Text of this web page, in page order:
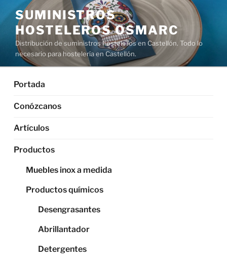
Saltar
al
contenido
SUMINISTROS
HOSTELEROS OSMARC
Distribución de suministros hosteleros en Castellón. Todo lo
necesario para hostelería en Castellón.
Portada
Conózcanos
Artículos
Productos
Muebles inox a medida
Productos químicos
Desengrasantes
Abrillantador
Detergentes